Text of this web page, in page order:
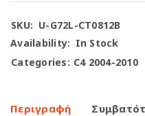
SKU: U-G72L-CT0812B
Availability: In Stock
Categories: C4 2004-2010
Περιγραφή